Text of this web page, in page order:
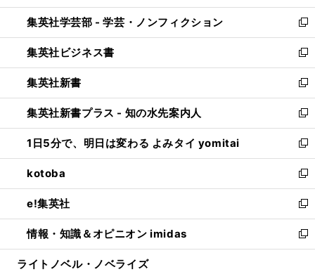
開
く
ウ
で
開
く
ン
ド
ウ
で
開
く
ウ
ィ
ン
ド
ウ
で
開
く
集英社学芸部 - 学芸・ノンフィクション
新
し
い
ウ
ィ
ン
ド
ウ
で
開
く
集英社ビジネス書
新
し
い
ウ
ィ
ン
ド
ウ
で
開
く
集英社新書
新
し
い
ウ
ィ
ン
ド
ウ
で
開
く
集英社新書プラス - 知の水先案内人
新
し
い
ウ
ィ
ン
ド
ウ
で
開
1日5分で、明日は変わる よみタイ yomitai
新
し
い
ウ
ィ
ン
ド
ウ
kotoba
新
し
い
ウ
ィ
ン
e!集英社
新
し
い
ウ
情報・知識＆オピニオン imidas
新
し
ライトノベル・ノベライズ